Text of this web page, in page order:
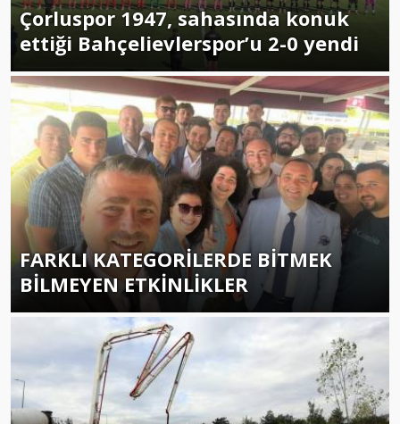
Çorluspor 1947, sahasında konuk
ettiği Bahçelievlerspor’u 2-0 yendi
FARKLI KATEGORİLERDE BİTMEK
BİLMEYEN ETKİNLİKLER